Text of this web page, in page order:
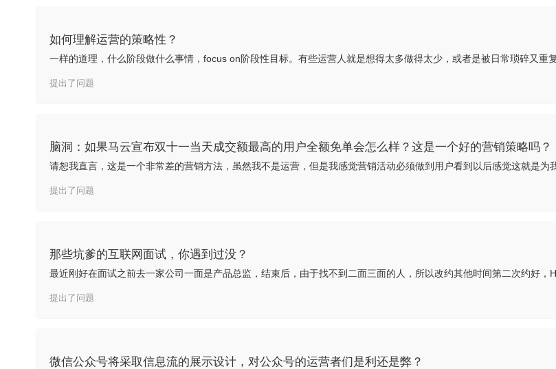
如何理解运营的策略性？
提出了问题
脑洞：如果马云宣布双十一当天成交额最高的用户全额免单会怎么样？这是一个好的营销策略吗？
提出了问题
那些坑爹的互联网面试，你遇到过没？
提出了问题
微信公众号将采取信息流的展示设计，对公众号的运营者们是利还是弊？